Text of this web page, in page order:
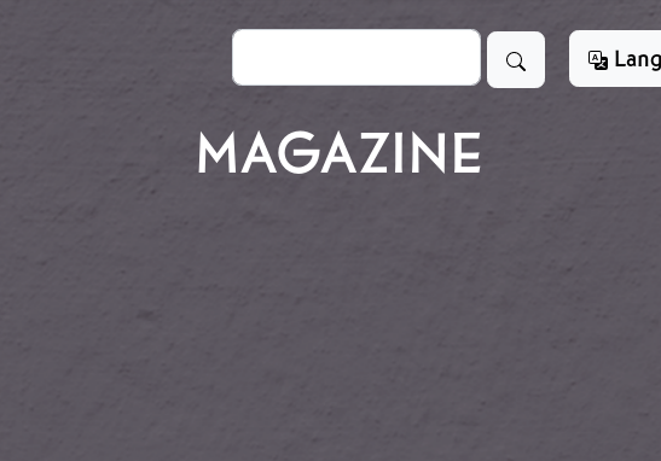
Buscar
MAGAZINE